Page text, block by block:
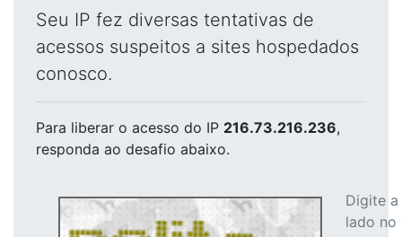
Seu IP fez diversas tentativas de
acessos suspeitos a sites hospedados
conosco.
Para liberar o acesso do IP 216.73.216.236,
responda ao desafio abaixo.
Digite
lado no